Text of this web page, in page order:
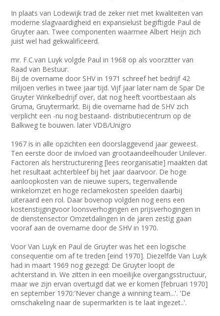
In plaats van Lodewijk trad de zeker niet met kwaliteiten van
moderne slagvaardigheid en expansielust begiftigde Paul de
Gruyter aan. Twee componenten waarmee Albert Heijn zich
juist wel had gekwalificeerd.
mr. F.C.van Luyk volgde Paul in 1968 op als voorzitter van
Raad van Bestuur.
Bij de overname door SHV in 1971 schreef het bedrijf 42
miljoen verlies in twee jaar tijd. Vijf jaar later nam de Spar De
Gruyter Winkelbedrijf over, dat nog heeft voortbestaan als
Gruma, Gruytermarkt. Bij die overname had de SHV zich
verplicht een -nu nog bestaand- distributiecentrum op de
Balkweg te bouwen. later VDB/Unigro
1967 is in alle opzichten een doorslaggevend jaar geweest.
Ten eerste door de invloed van grootaandeelhouder Unilever.
Factoren als herstructurering [lees reorganisatie] maakten dat
het resultaat achterbleef bij het jaar daarvoor. De hoge
aanloopkosten van de nieuwe supers, tegenvallende
winkelomzet en hoge reclamekosten speelden daarbij
uiteraard een rol. Daar bovenop volgden nog eens een
kostenstijgingvoor loonsverhogingen en prijsverhogingen in
de dienstensector Omzetdalingen in de jaren zestig gaan
vooraf aan de overname door de SHV in 1970.
Voor Van Luyk en Paul de Gruyter was het een logische
consequentie om af te treden [eind 1970]. Diezelfde Van Luyk
had in maart 1969 nog gezegd: De Gruyter loopt de
achterstand in. We zitten in een moeilijke overgangsstructuur,
maar we zijn ervan overtuigd dat we er komen [februari 1970]
en september 1970:'Never change a winning team...'. 'De
omschakeling naar de supermarkten is te laat ingezet..'.